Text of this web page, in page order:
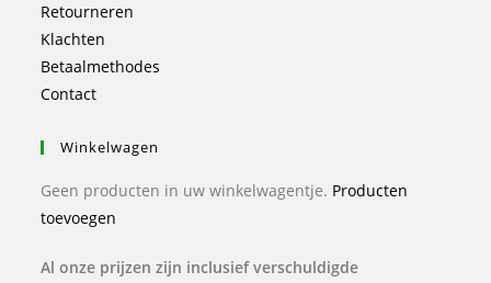
Retourneren
Klachten
Betaalmethodes
Contact
Winkelwagen
Geen producten in uw winkelwagentje. Producten
toevoegen
Al onze prijzen zijn inclusief verschuldigde